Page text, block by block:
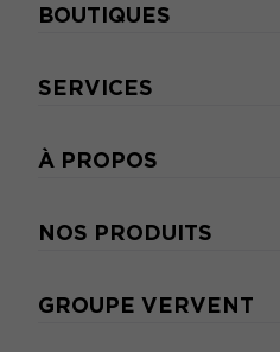
BOUTIQUES
SERVICES
À PROPOS
NOS PRODUITS
GROUPE VERVENT